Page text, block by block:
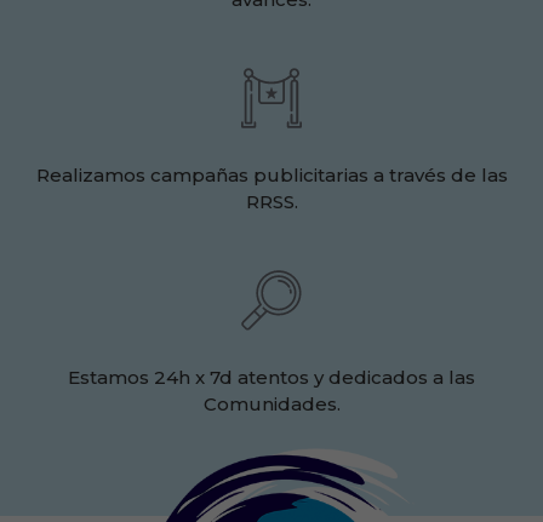
Realizamos campañas publicitarias a través de las
RRSS.
Estamos 24h x 7d atentos y dedicados a las
Comunidades.